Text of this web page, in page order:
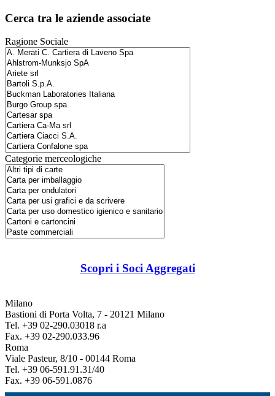
Cerca tra le aziende associate
Ragione Sociale
Categorie merceologiche
Scopri i Soci Aggregati
Milano
Bastioni di Porta Volta, 7 - 20121 Milano
Tel. +39 02-290.03018 r.a
Fax. +39 02-290.033.96
Roma
Viale Pasteur, 8/10 - 00144 Roma
Tel. +39 06-591.91.31/40
Fax. +39 06-591.0876